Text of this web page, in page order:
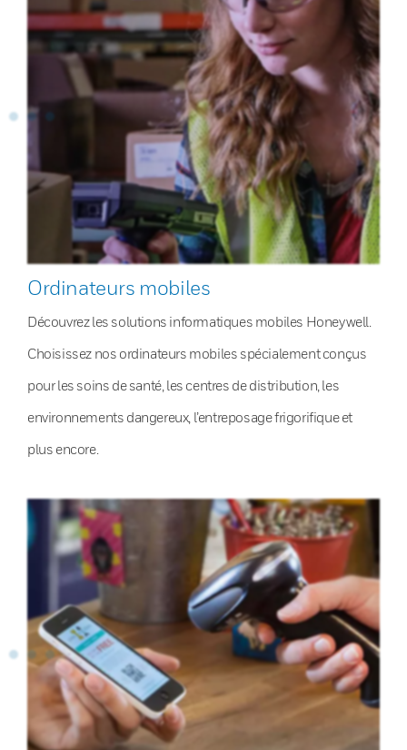
Ordinateurs mobiles
Découvrez les solutions informatiques mobiles Honeywell.
Choisissez nos ordinateurs mobiles spécialement conçus
pour les soins de santé, les centres de distribution, les
environnements dangereux, l’entreposage frigorifique et
plus encore.